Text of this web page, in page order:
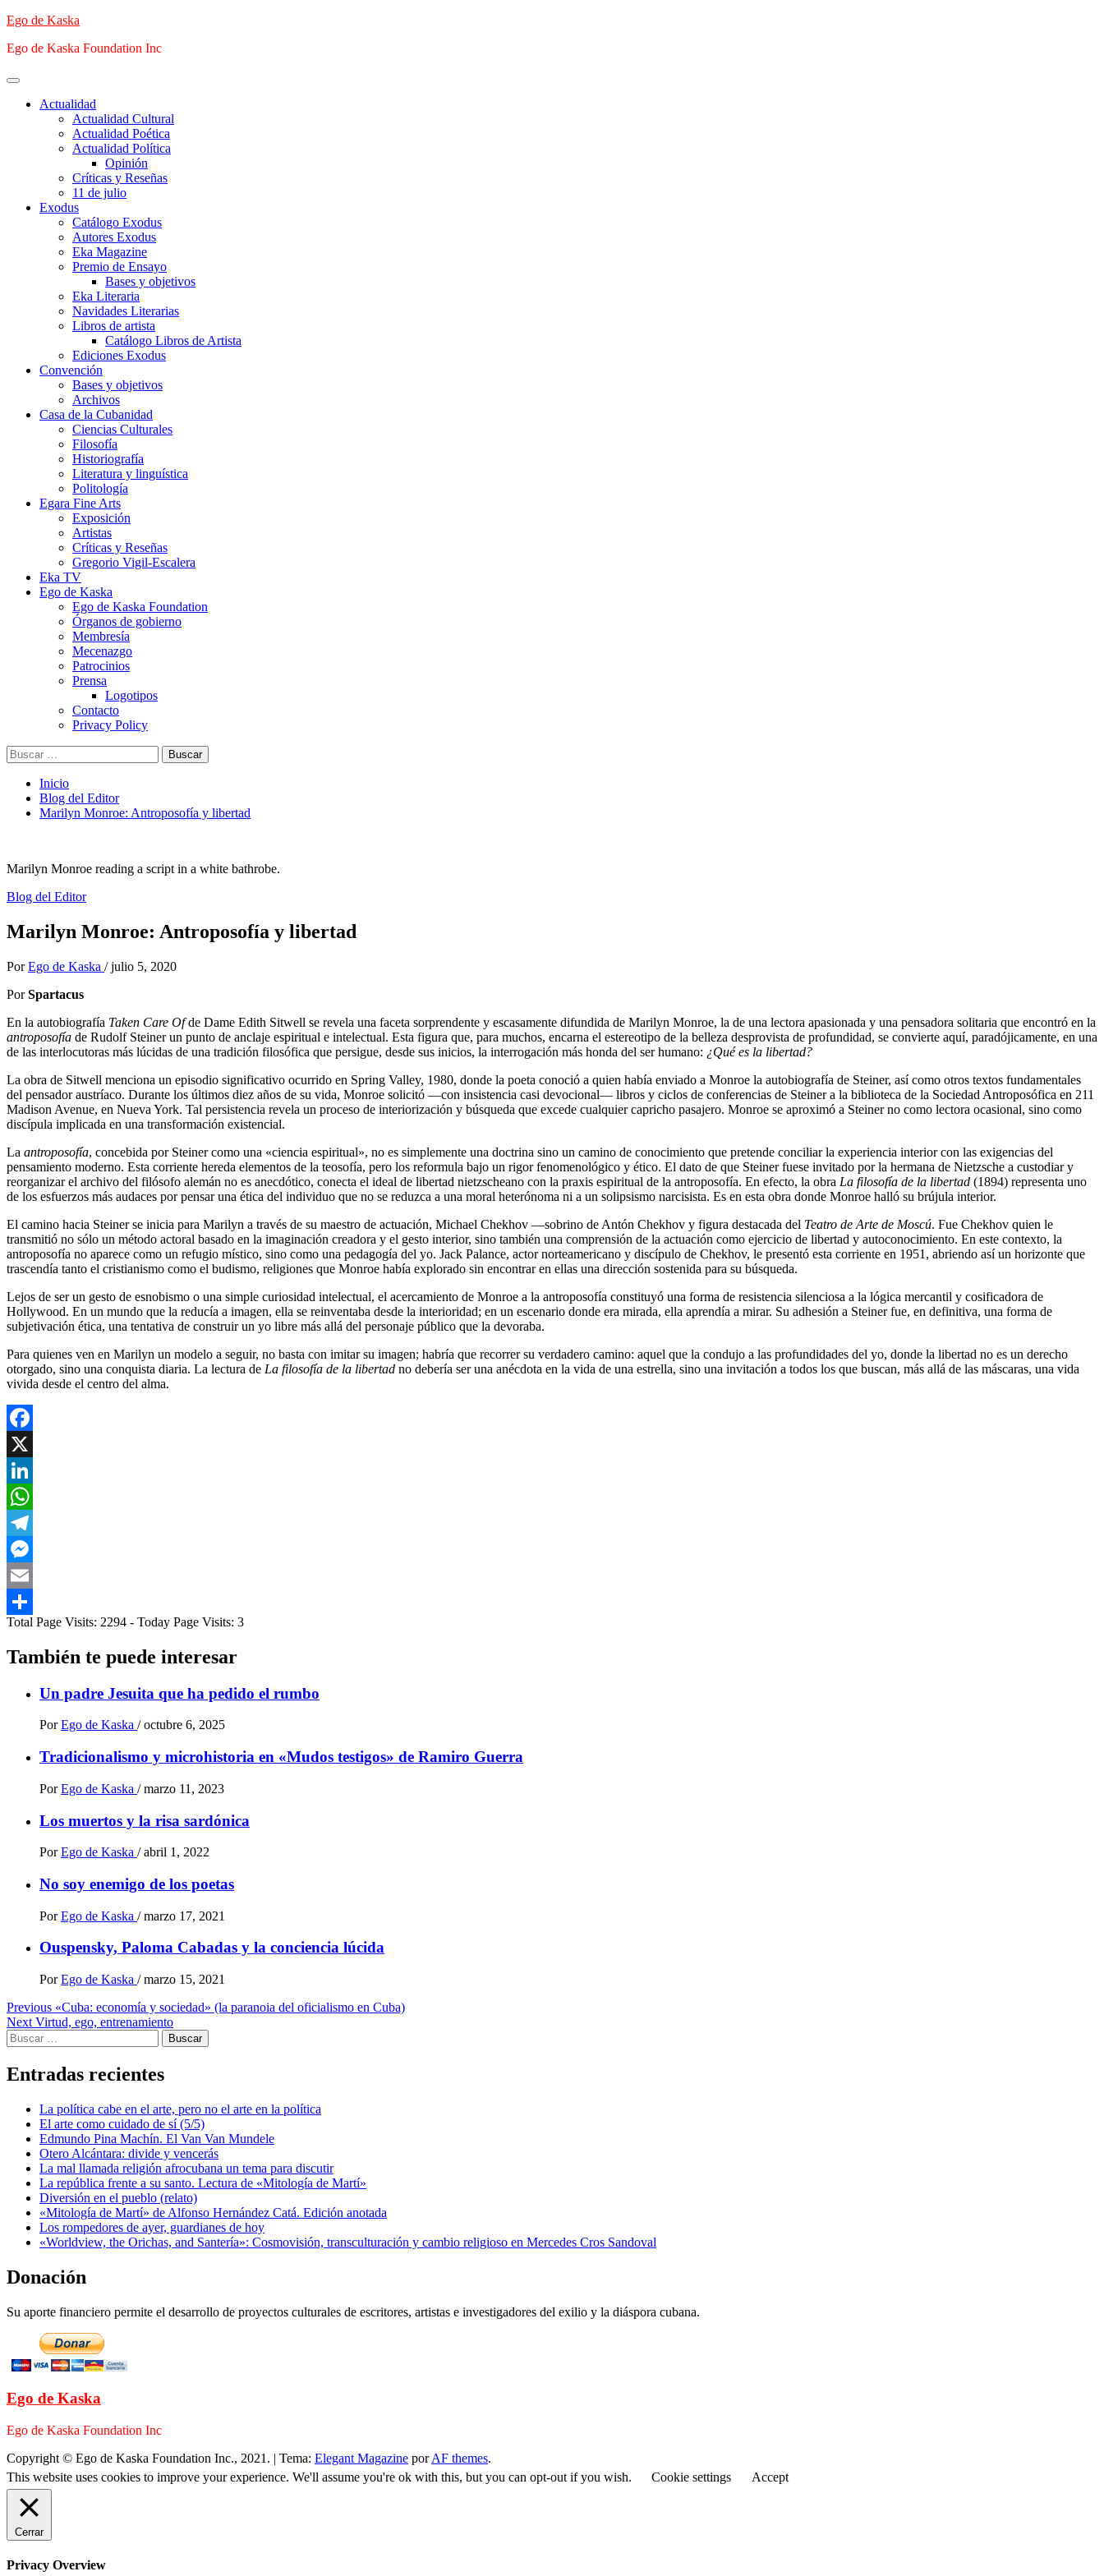
Saltar
contenido
Ego de Kaska
Ego de Kaska Foundation Inc
Menú
principalActualidad
Actualidad Cultural
Actualidad Poética
Actualidad Política
Opinión
Críticas y Reseñas
11 de julio
Exodus
Catálogo Exodus
Autores Exodus
Eka Magazine
Premio de Ensayo
Bases y objetivos
Eka Literaria
Navidades Literarias
Libros de artista
Catálogo Libros de Artista
Ediciones Exodus
Convención
Bases y objetivos
Archivos
Casa de la Cubanidad
Ciencias Culturales
Filosofía
Historiografía
Literatura y linguística
Politología
Egara Fine Arts
Exposición
Artistas
Críticas y Reseñas
Gregorio Vigil-Escalera
Eka TV
Ego de Kaska
Ego de Kaska Foundation
Órganos de gobierno
Membresía
Mecenazgo
Patrocinios
Prensa
Logotipos
Contacto
Privacy Policy
Buscar:
Inicio
Blog del Editor
Marilyn Monroe: Antroposofía y libertad
Marilyn Monroe reading a script in a white bathrobe.
Blog del Editor
Marilyn Monroe: Antroposofía y libertad
Por Ego de Kaska / julio 5, 2020
PorSpartacus
En la autobiografía Taken Care Ofde Dame Edith Sitwell se revela una faceta sorprendente y escasamente difundida de Marilyn Monroe, la de una lectora apasionada y una pensadora solitaria que encontró en la
antroposofía de Rudolf Steiner un punto de anclaje espiritual e intelectual. Esta figura que, para muchos, encarna el estereotipo de la belleza desprovista de profundidad, se convierte aquí, paradójicamente, en una
de las interlocutoras más lúcidas de una tradición filosófica que persigue, desde sus inicios, la interrogación más honda del ser humano: ¿Qué es la libertad?
La obra de Sitwell menciona un episodio significativo ocurrido en Spring Valley, 1980, donde la poeta conoció a quien había enviado a Monroe la autobiografía de Steiner, así como otros textos fundamentales
del pensador austríaco. Durante los últimos diez años de su vida, Monroe solicitó —con insistencia casi devocional— libros y ciclos de conferencias de Steiner a la biblioteca de la Sociedad Antroposófica en 211
Madison Avenue, en Nueva York. Tal persistencia revela un proceso de interiorización y búsqueda que excede cualquier capricho pasajero. Monroe se aproximó a Steiner no como lectora ocasional, sino como
discípula implicada en una transformación existencial.
La antroposofía, concebida por Steiner como una «ciencia espiritual», no es simplemente una doctrina sino un camino de conocimiento que pretende conciliar la experiencia interior con las exigencias del
pensamiento moderno. Esta corriente hereda elementos de la teosofía, pero los reformula bajo un rigor fenomenológico y ético. El dato de que Steiner fuese invitado por la hermana de Nietzsche a custodiar y
reorganizar el archivo del filósofo alemán no es anecdótico, conecta el ideal de libertad nietzscheano con la praxis espiritual de la antroposofía. En efecto, la obra La filosofía de la libertad (1894) representa uno
de los esfuerzos más audaces por pensar una ética del individuo que no se reduzca a una moral heterónoma ni a un solipsismo narcisista. Es en esta obra donde Monroe halló su brújula interior.
El camino hacia Steiner se inicia para Marilyn a través de su maestro de actuación, Michael Chekhov —sobrino de Antón Chekhov y figura destacada del Teatro de Arte de Moscú. Fue Chekhov quien le
transmitió no sólo un método actoral basado en la imaginación creadora y el gesto interior, sino también una comprensión de la actuación como ejercicio de libertad y autoconocimiento. En este contexto, la
antroposofía no aparece como un refugio místico, sino como una pedagogía del yo. Jack Palance, actor norteamericano y discípulo de Chekhov, le presentó esta corriente en 1951, abriendo así un horizonte que
trascendía tanto el cristianismo como el budismo, religiones que Monroe había explorado sin encontrar en ellas una dirección sostenida para su búsqueda.
Lejos de ser un gesto de esnobismo o una simple curiosidad intelectual, el acercamiento de Monroe a la antroposofía constituyó una forma de resistencia silenciosa a la lógica mercantil y cosificadora de
Hollywood. En un mundo que la reducía a imagen, ella se reinventaba desde la interioridad; en un escenario donde era mirada, ella aprendía a mirar. Su adhesión a Steiner fue, en definitiva, una forma de
subjetivación ética, una tentativa de construir un yo libre más allá del personaje público que la devoraba.
Para quienes ven en Marilyn un modelo a seguir, no basta con imitar su imagen; habría que recorrer su verdadero camino: aquel que la condujo a las profundidades del yo, donde la libertad no es un derecho
otorgado, sino una conquista diaria. La lectura de La filosofía de la libertad no debería ser una anécdota en la vida de una estrella, sino una invitación a todos los que buscan, más allá de las máscaras, una vida
vivida desde el centro del alma.
Facebook
X
LinkedIn
WhatsApp
Telegram
Messenger
Email
Compartir
Total Page Visits: 2294 - Today Page Visits: 3
También te puede interesar
Un padre Jesuita que ha pedido el rumbo
Por Ego de Kaska / octubre 6, 2025
Tradicionalismo y microhistoria en «Mudos testigos» de Ramiro Guerra
Por Ego de Kaska / marzo 11, 2023
Los muertos y la risa sardónica
Por Ego de Kaska / abril 1, 2022
No soy enemigo de los poetas
Por Ego de Kaska / marzo 17, 2021
Ouspensky, Paloma Cabadas y la conciencia lúcida
Por Ego de Kaska / marzo 15, 2021
Post
navigation
Previous «Cuba: economía y sociedad» (la paranoia del oficialismo en Cuba)
Next Virtud, ego, entrenamiento
Buscar:
Entradas recientes
La política cabe en el arte, pero no el arte en la política
El arte como cuidado de sí (5/5)
Edmundo Pina Machín. El Van Van Mundele
Otero Alcántara: divide y vencerás
La mal llamada religión afrocubana un tema para discutir
La república frente a su santo. Lectura de «Mitología de Martí»
Diversión en el pueblo (relato)
«Mitología de Martí» de Alfonso Hernández Catá. Edición anotada
Los rompedores de ayer, guardianes de hoy
«Worldview, the Orichas, and Santería»: Cosmovisión, transculturación y cambio religioso en Mercedes Cros Sandoval
Donación
Su aporte financiero permite el desarrollo de proyectos culturales de escritores, artistas e investigadores del exilio y la diáspora cubana.
Ego de Kaska
Ego de Kaska Foundation Inc
Copyright © Ego de Kaska Foundation Inc., 2021. | Tema: Elegant Magazine porAF themes.
This website uses cookies to improve your experience. We'll assume you're ok with this, but you can opt-out if you wish.
Cookie settings Accept
Cerrar
Privacy Overview